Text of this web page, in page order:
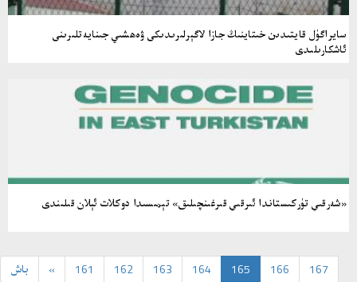
سايراگۈل قايتىدىن خىتاينىڭ جازا لاگېرلىرىدىكى ۋەھشىي جىنايەتلىرىنى
ئاشكارىلىدى
«شەرقىي تۈركىستاندا ئىرقىي قىرغىنچىلىق» تېمىسىدا دوكلات ئېلان قىلىندى
باش « 161 162 163 164 165 166
167